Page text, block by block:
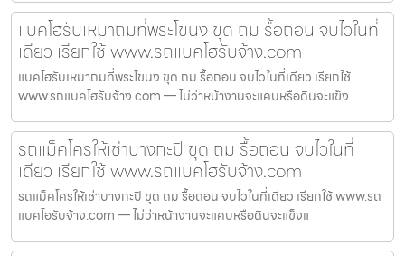
แบคโฮรับเหมาถมที่พระโขนง ขุด ถม รื้อถอน จบไวในที่
เดียว เรียกใช้ www.รถแบคโฮรับจ้าง.com
แบคโฮรับเหมาถมที่พระโขนง ขุด ถม รื้อถอน จบไวในที่เดียว เรียกใช้
www.รถแบคโฮรับจ้าง.com — ไม่ว่าหน้างานจะแคบหรือดินจะแข็ง
รถแม็คโครให้เช่าบางกะปิ ขุด ถม รื้อถอน จบไวในที่
เดียว เรียกใช้ www.รถแบคโฮรับจ้าง.com
รถแม็คโครให้เช่าบางกะปิ ขุด ถม รื้อถอน จบไวในที่เดียว เรียกใช้ www.รถ
แบคโฮรับจ้าง.com — ไม่ว่าหน้างานจะแคบหรือดินจะแข็งแ